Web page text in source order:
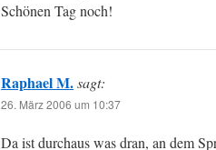
Schönen Tag noch!
Raphael M.sagt:
26. März 2006 um 10:37
Da ist durchaus was dran, an dem